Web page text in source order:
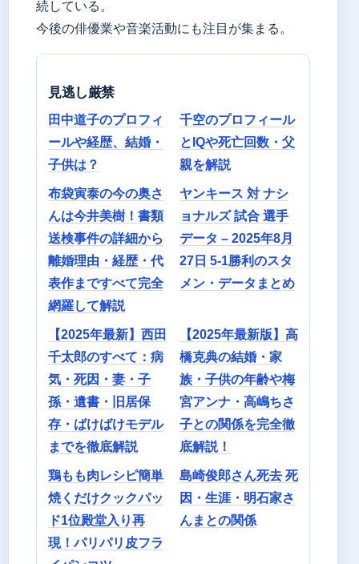
続している。
今後の俳優業や音楽活動にも注目が集まる。
見逃し厳禁
田中道子のプロフィ
ールや経歴、結婚・
子供は？
千空のプロフィール
とIQや死亡回数・父
親を解説
布袋寅泰の今の奥さ
んは今井美樹！書類
送検事件の詳細から
離婚理由・経歴・代
表作まですべて完全
網羅して解説
ヤンキース 対 ナシ
ョナルズ 試合 選手
データ – 2025年8月
27日 5-1勝利のスタ
メン・データまとめ
【2025年最新】西田
千太郎のすべて：病
気・死因・妻・子
孫・遺書・旧居保
存・ばけばけモデル
までを徹底解説
【2025年最新版】高
橋克典の結婚・家
族・子供の年齢や梅
宮アンナ・高嶋ちさ
子との関係を完全徹
底解説！
鶏もも肉レシピ簡単
焼くだけクックパッ
ド1位殿堂入り再
現！パリパリ皮フラ
島崎俊郎さん死去 死
因・生涯・明石家さ
んまとの関係